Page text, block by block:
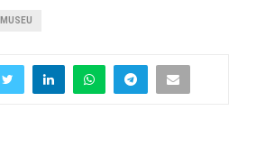
MUSEU